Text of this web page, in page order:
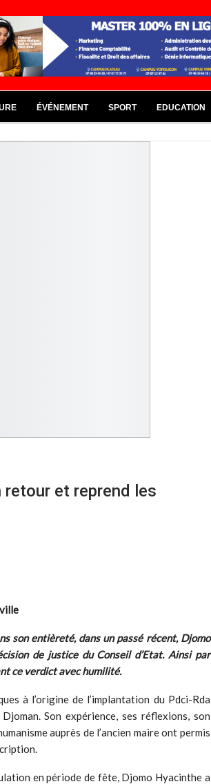
ÉVÉNEMENT SPORT EDUCATION
et reprend les
son entièreté, dans un passé récent, Djomo
de justice du Conseil d’Etat. Ainsi par
ce verdict avec humilité.
à l’origine de l’implantation du Pdci-Rda
Son expérience, ses réflexions, son
auprès de l’ancien maire ont permis
en période de fête, Djomo Hyacinthe a